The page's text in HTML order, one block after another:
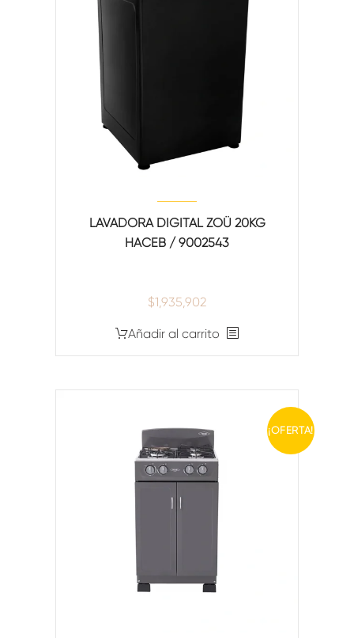
LAVADORA DIGITAL ZOÜ 20KG
HACEB / 9002543
$1,935,902
Añadir al carrito
¡OFERTA!